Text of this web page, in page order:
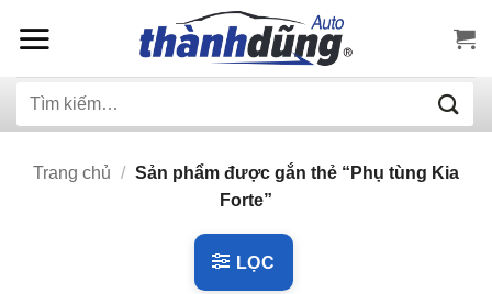
qua
dung
Tìm
Trang chủ / Sản phẩm được gắn thẻ “Phụ tùng Kia
Forte”
LỌC